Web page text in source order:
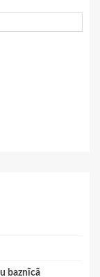
baznīcā